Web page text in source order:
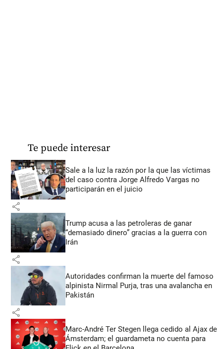
Te puede interesar
Sale a la luz la razón por la que las víctimas
del caso contra Jorge Alfredo Vargas no
participarán en el juicio
share
Trump acusa a las petroleras de ganar
“demasiado dinero” gracias a la guerra con
Irán
share
Autoridades confirman la muerte del famoso
alpinista Nirmal Purja, tras una avalancha en
Pakistán
share
Marc-André Ter Stegen llega cedido al Ajax de
Ámsterdam; el guardameta no cuenta para